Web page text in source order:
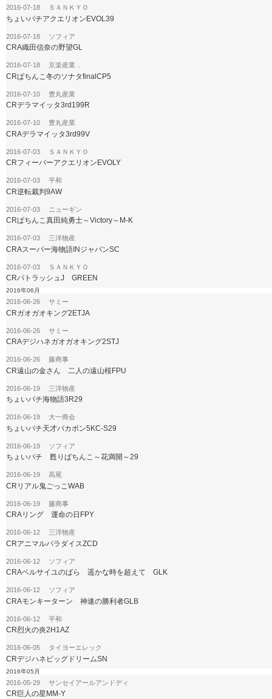
2016-07-18 ＳＡＮＫＹＯ
ちょいパチアクエリオンEVOL39
2016-07-18 ソフィア
CRA織田信奈の野望GL
2016-07-18 京楽産業．
CRぱちんこ冬のソナタfinalCP5
2016-07-10 豊丸産業
CRデラマイッタ3rd199R
2016-07-10 豊丸産業
CRAデラマイッタ3rd99V
2016-07-03 ＳＡＮＫＹＯ
CRフィーバーアクエリオンEVOLY
2016-07-03 平和
CR逆転裁判9AW
2016-07-03 ニューギン
CRぱちんこ真田純勇士～Victory～M-K
2016-07-03 三洋物産
CRAスーパー海物語INジャパンSC
2016-07-03 ＳＡＮＫＹＯ
CRパトラッシュJ GREEN
2016年06月
2016-06-26 サミー
CRガオガオキング2ETJA
2016-06-26 サミー
CRAデジハネガオガオキング2STJ
2016-06-26 藤商事
CR遠山の金さん 二人の遠山桜FPU
2016-06-19 三洋物産
ちょいパチ海物語3R29
2016-06-19 大一商会
ちょいパチ天才バカボン5KC-S29
2016-06-19 ソフィア
ちょいパチ 甦りぱちんこ～花満開～29
2016-06-19 高尾
CRリアル鬼ごっこWAB
2016-06-19 藤商事
CRAリング 運命の日FPY
2016-06-12 三洋物産
CRアニマルパラダイスZCD
2016-06-12 ソフィア
CRAベルサイユのばら 遥かな時を超えて GLK
2016-06-12 ソフィア
CRAモンキーターン 神速の勝利者GLB
2016-06-12 平和
CR烈火の炎2H1AZ
2016-06-05 タイヨーエレック
CRデジハネビッグドリームSN
2016年05月
2016-05-29 サンセイアールアンドディ
CR巨人の星MM-Y